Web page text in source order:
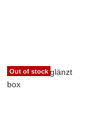
Out of stock